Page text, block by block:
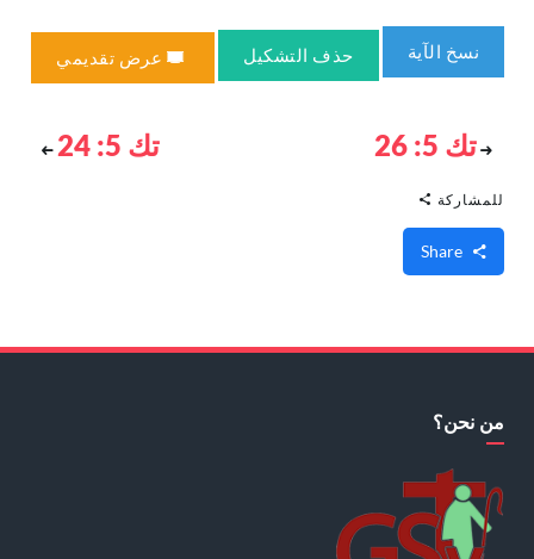
نسخ الآية حذف التشكيل عرض تقديمي
تك 5: 26 تك 5: 24
للمشاركة
من نحن؟